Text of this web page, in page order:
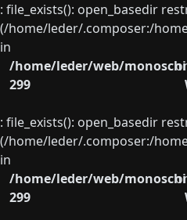
: file_exists(): open_basedir
(/home/leder/.composer:/
in
/home/leder/web/
299
: file_exists(): open_basedir
(/home/leder/.composer:/
in
/home/leder/web/
299